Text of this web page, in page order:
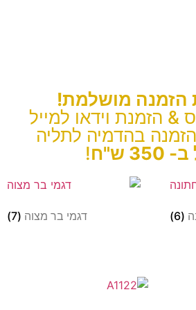
מושלמת!
& הזמנת וידאו למייל
הזמנה בהדמיה לתליה
ש"ח
!
(6) דגמי בר מצוה (7)